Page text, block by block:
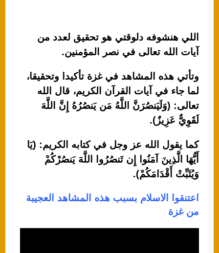
اللي هنشوفه دلوقتي هو تحقيق لعدد من
آيات الله تعالى في نصر المؤمنين.
وتأتي هذه المشاهد في غزة تأكيدا وتحقيقا،
لما جاء في آيات القرآن الكريم، قال الله
تعالى: (وَلَيَنصُرَنَّ اللَّهُ مَن يَنصُرُهُ إِنَّ اللَّهَ
لَقَوِيٌّ عَزِيزٌ).
كما يقول الله عز وجل في كتابه الكريم: (يَا
أَيُّهَا الَّذِينَ آمَنُوا إِن تَنصُرُوا اللَّهَ يَنصُرْكُمْ
وَيُثَبِّتْ أَقْدَامَكُمْ).
اعتنقوا الاسلام بسبب هذه المشاهد العجيبة
من غزة